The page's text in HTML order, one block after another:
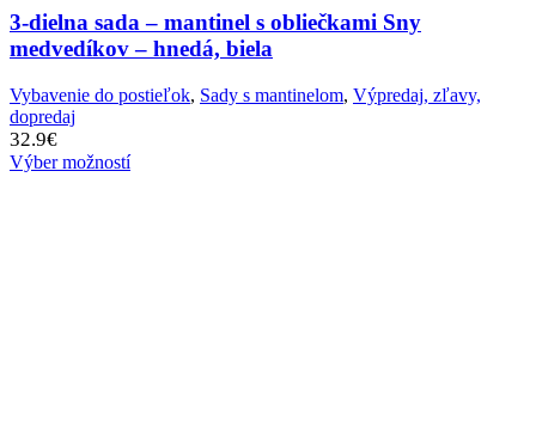
3-dielna sada – mantinel s obliečkami Sny
medvedíkov – hnedá, biela
Vybavenie do postieľok, Sady s mantinelom, Výpredaj, zľavy,
dopredaj
32.9€
Výber možností